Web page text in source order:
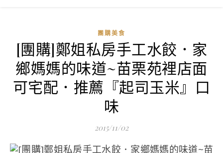
團購美食
[團購]鄭姐私房手工水餃．家
鄉媽媽的味道~苗栗苑裡店面
可宅配．推薦『起司玉米』口
味
2015/11/02